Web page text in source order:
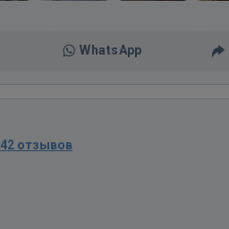
WhatsApp
42 отзывов